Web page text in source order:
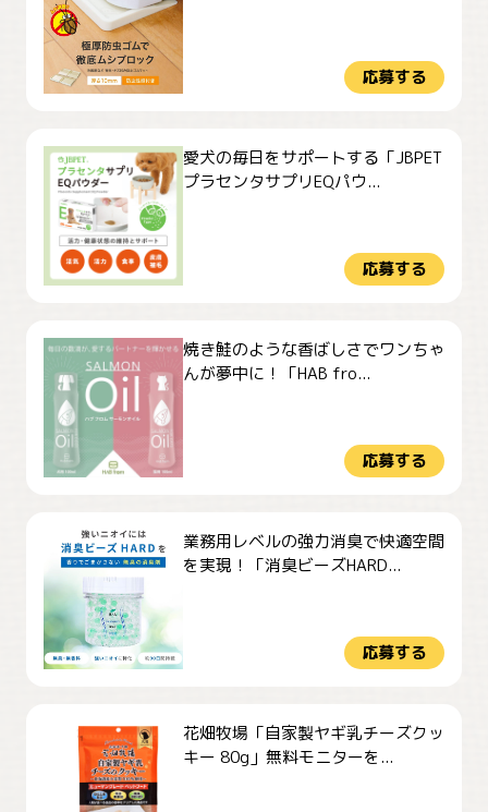
応募する
愛犬の毎日をサポートする「JBPET
プラセンタサプリEQパウ...
応募する
焼き鮭のような香ばしさでワンちゃ
んが夢中に！「HAB fro...
応募する
業務用レベルの強力消臭で快適空間
を実現！「消臭ビーズHARD...
応募する
花畑牧場「自家製ヤギ乳チーズクッ
キー 80g」無料モニターを...